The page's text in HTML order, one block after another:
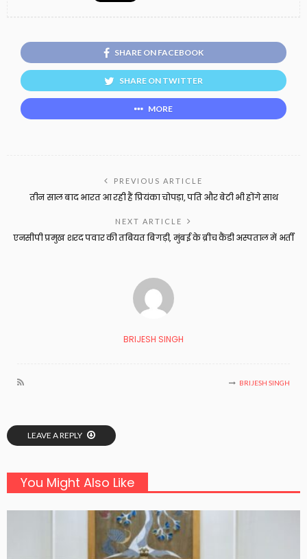
SHARE ON FACEBOOK
SHARE ON TWITTER
MORE
PREVIOUS ARTICLE
तीन साल बाद भारत आ रही हैं प्रियंका चोपड़ा, पति और बेटी भी होंगे साथ
NEXT ARTICLE
एनसीपी प्रमुख शरद पवार की तबियत बिगड़ी, मुंबई के ब्रीच कैंडी अस्पताल में भर्ती
BRIJESH SINGH
BRIJESH SINGH
LEAVE A REPLY
You Might Also Like